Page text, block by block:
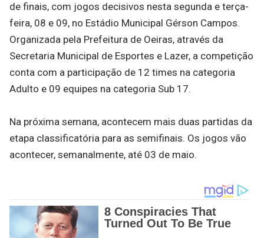
de finais, com jogos decisivos nesta segunda e terça-
feira, 08 e 09, no Estádio Municipal Gérson Campos.
Organizada pela Prefeitura de Oeiras, através da
Secretaria Municipal de Esportes e Lazer, a competição
conta com a participação de 12 times na categoria
Adulto e 09 equipes na categoria Sub 17.
Na próxima semana, acontecem mais duas partidas da
etapa classificatória para as semifinais. Os jogos vão
acontecer, semanalmente, até 03 de maio.